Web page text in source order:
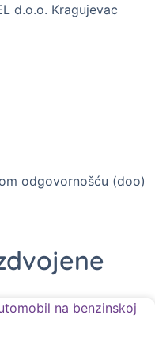
d.o.o. Kragujevac
odgovornošću (doo)